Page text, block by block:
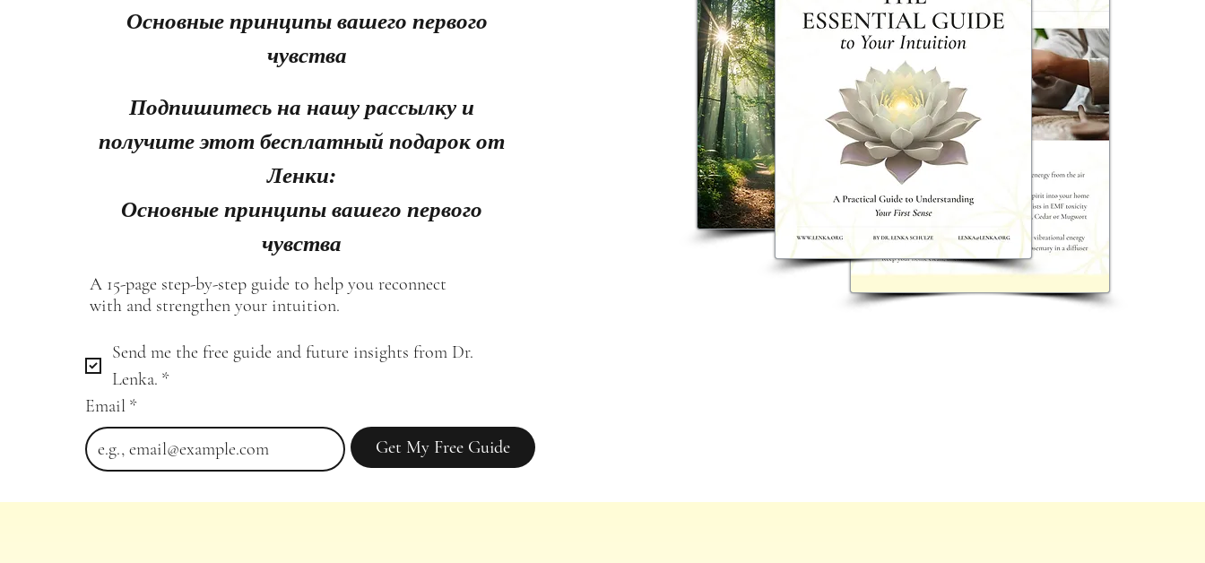
Основные принципы вашего первого
чувства
Подпишитесь на нашу рассылку и
получите этот бесплатный подарок от
Ленки:
Основные принципы вашего первого
чувства
A 15-page step-by-step guide to help you reconnect
with and strengthen your intuition.
Send me the free guide and future insights from Dr.
Lenka. *
Email *
Get My Free Guide